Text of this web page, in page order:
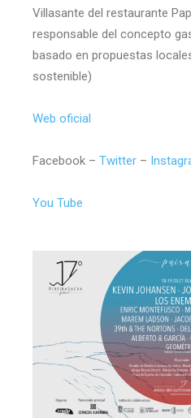
Villasante del restaurante
responsable del concepto
basado en propuestas
sostenible)
Web oficial
Facebook – Twitter –
You Tube